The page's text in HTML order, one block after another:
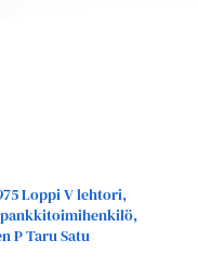
Loppi V lehtori,
pankkitoimihenkilö,
P Taru Satu